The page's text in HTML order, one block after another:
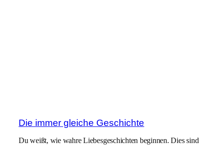
Die immer gleiche Geschichte
Du weißt, wie wahre Liebesgeschichten beginnen. Dies sind